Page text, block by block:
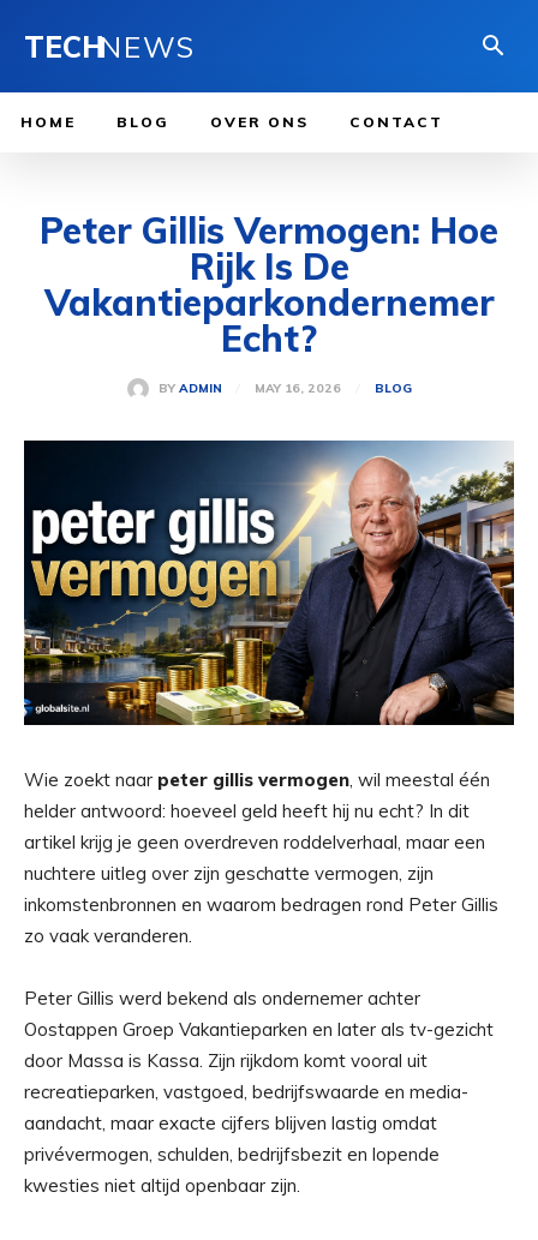
TECHNEWS
HOME BLOG OVER ONS CONTACT
Peter Gillis Vermogen: Hoe
Rijk Is De
Vakantieparkondernemer
Echt?
BY ADMIN MAY 16, 2026 BLOG
Wie zoekt naar peter gillis vermogen, wil meestal één
helder antwoord: hoeveel geld heeft hij nu echt? In dit
artikel krijg je geen overdreven roddelverhaal, maar een
nuchtere uitleg over zijn geschatte vermogen, zijn
inkomstenbronnen en waarom bedragen rond Peter Gillis
zo vaak veranderen.
Peter Gillis werd bekend als ondernemer achter
Oostappen Groep Vakantieparken en later als tv-gezicht
door Massa is Kassa. Zijn rijkdom komt vooral uit
recreatieparken, vastgoed, bedrijfswaarde en media-
aandacht, maar exacte cijfers blijven lastig omdat
privévermogen, schulden, bedrijfsbezit en lopende
kwesties niet altijd openbaar zijn.